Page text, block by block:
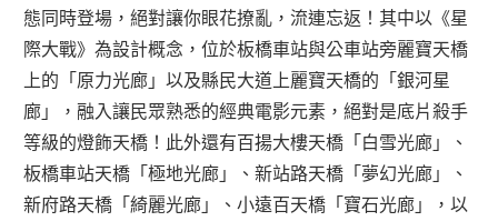
態同時登場，絕對讓你眼花撩亂，流連忘返！其中以《星
際大戰》為設計概念，位於板橋車站與公車站旁麗寶天橋
上的「原力光廊」以及縣民大道上麗寶天橋的「銀河星
廊」，融入讓民眾熟悉的經典電影元素，絕對是底片殺手
等級的燈飾天橋！此外還有百揚大樓天橋「白雪光廊」、
板橋車站天橋「極地光廊」、新站路天橋「夢幻光廊」、
新府路天橋「綺麗光廊」、小遠百天橋「寶石光廊」，以